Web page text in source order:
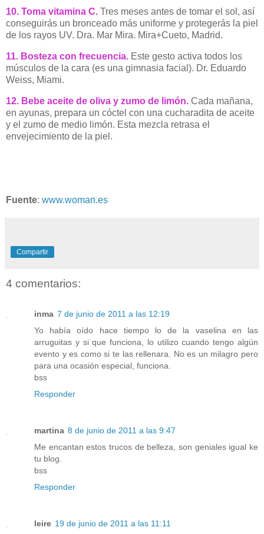
10. Toma vitamina C. Tres meses antes de tomar el sol, así
conseguirás un bronceado más uniforme y protegerás la piel
de los rayos UV. Dra. Mar Mira. Mira+Cueto, Madrid.
11. Bosteza con frecuencia. Este gesto activa todos los
músculos de la cara (es una gimnasia facial). Dr. Eduardo
Weiss, Miami.
12. Bebe aceite de oliva y zumo de limón. Cada mañana,
en ayunas, prepara un cóctel con una cucharadita de aceite
y el zumo de medio limón. Esta mezcla retrasa el
envejecimiento de la piel.
Fuente: www.woman.es
Compartir
4 comentarios:
inma 7 de junio de 2011 a las 12:19
Yo había oído hace tiempo lo de la vaselina en las
arruguitas y si que funciona, lo utilizo cuando tengo algún
evento y es como si te las rellenara. No es un milagro pero
para una ocasión especial, funciona.
bss
Responder
martina 8 de junio de 2011 a las 9:47
Me encantan estos trucos de belleza, son geniales igual ke
tu blog.
bss
Responder
leire 19 de junio de 2011 a las 11:11